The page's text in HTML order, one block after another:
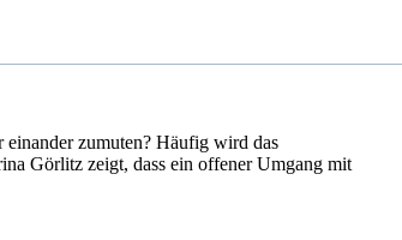
zumuten? Häufig wird das
Görlitz zeigt, dass ein offener Umgang mit